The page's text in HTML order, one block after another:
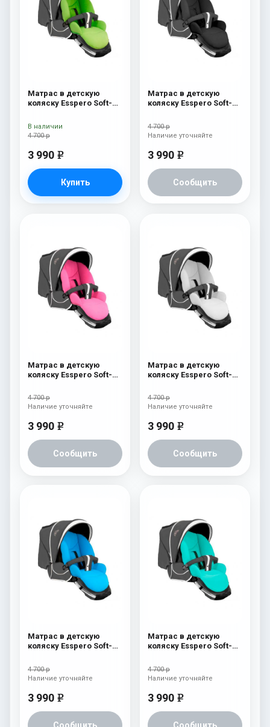
Матрас в детскую
коляску Esspero Soft-
4 700 р
3 990 e
Купить
В наличии
Матрас в детскую
коляску Esspero Soft-
4 700 р
3 990 e
Сообщить
Наличие уточняйте
Матрас в детскую
коляску Esspero Soft-
4 700 р
3 990 e
Сообщить
Наличие уточняйте
Матрас в детскую
коляску Esspero Soft-
4 700 р
3 990 e
Сообщить
Наличие уточняйте
Матрас в детскую
коляску Esspero Soft-
4 700 р
3 990 e
Наличие уточняйте
Матрас в детскую
коляску Esspero Soft-
4 700 р
3 990 e
Наличие уточняйте